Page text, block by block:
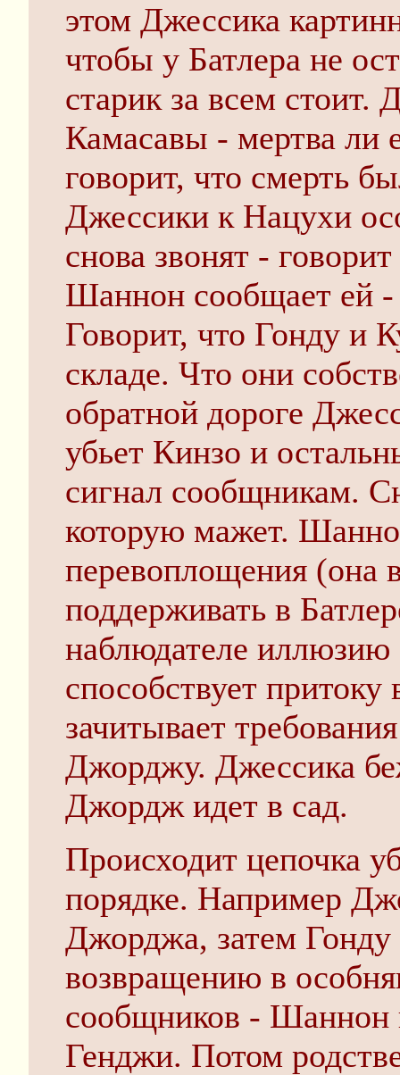
этом Джессика
чтобы у Батлера не
старик за всем стоит.
Камасавы - мертва ли
говорит, что смерть
Джессики к Нацухи
снова звонят -
Шаннон сообщает ей -
Говорит, что Гонду и
складе. Что они
обратной дороге
убьет Кинзо и
сигнал сообщникам.
которую мажет.
перевоплощения (она
поддерживать в
наблюдателе
способствует
зачитывает
Джорджу. Джессика
Джордж идет в сад.
Происходит цепочка
порядке. Например
Джорджа, затем
возвращению в
сообщников - Шаннон
Генджи. Потом